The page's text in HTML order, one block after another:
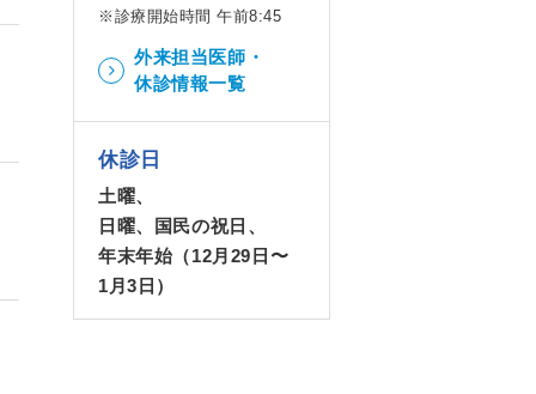
※診療開始時間 午前8:45
外来担当医師・
休診情報一覧
休診日
土曜、
日曜、国民の祝日、
年末年始（12月29日〜
1月3日）